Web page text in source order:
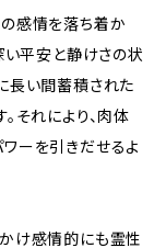
感情を落ち着か
い平安と静けさの状
長い間蓄積された
それにより、肉体
ーを引きだせるよ
け感情的にも霊性